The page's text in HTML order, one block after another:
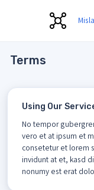
Terms
Using Our
No tempor
vero et at ipsum et
consetetur et lorem
invidunt at et, kasd
nonumy est erat